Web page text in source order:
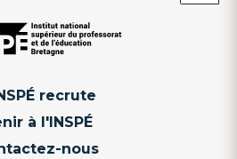
recrute
à l'INSPÉ
nous